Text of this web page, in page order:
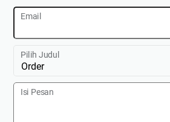
Email
Pilih Judul
Isi Pesan